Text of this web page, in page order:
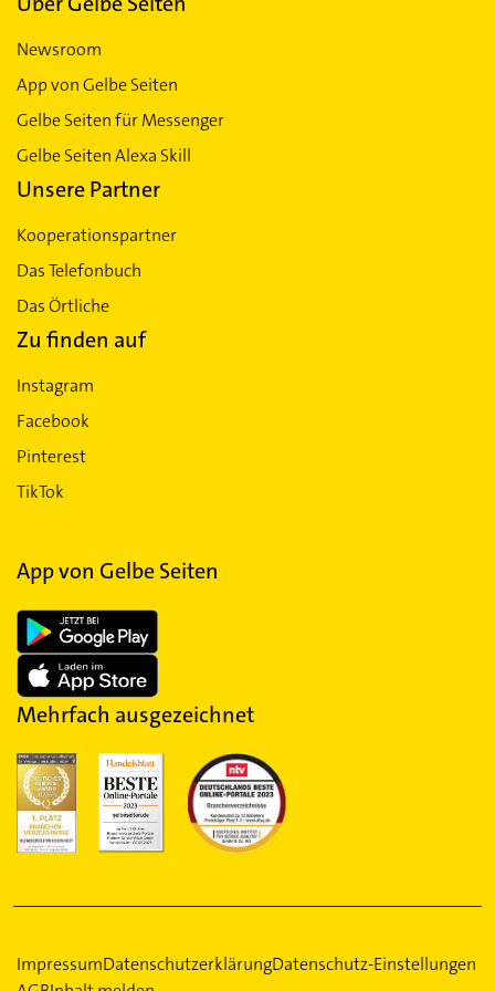
Newsroom
App von Gelbe Seiten
Gelbe Seiten für Messenger
Gelbe Seiten Alexa Skill
Unsere Partner
Kooperationspartner
Das Telefonbuch
Das Örtliche
Zu finden auf
Instagram
Facebook
Pinterest
TikTok
App von Gelbe Seiten
Mehrfach ausgezeichnet
ImpressumDatenschutzerklärungDatenschutz-Einstellungen